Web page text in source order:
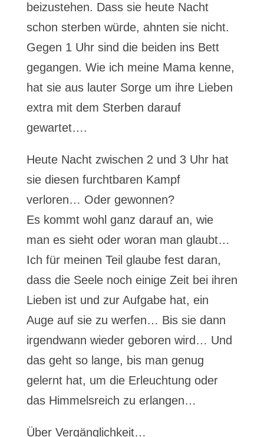
beizustehen. Dass sie heute Nacht
schon sterben würde, ahnten sie nicht.
Gegen 1 Uhr sind die beiden ins Bett
gegangen. Wie ich meine Mama kenne,
hat sie aus lauter Sorge um ihre Lieben
extra mit dem Sterben darauf
gewartet….
Heute Nacht zwischen 2 und 3 Uhr hat
sie diesen furchtbaren Kampf
verloren… Oder gewonnen?
Es kommt wohl ganz darauf an, wie
man es sieht oder woran man glaubt…
Ich für meinen Teil glaube fest daran,
dass die Seele noch einige Zeit bei ihren
Lieben ist und zur Aufgabe hat, ein
Auge auf sie zu werfen… Bis sie dann
irgendwann wieder geboren wird… Und
das geht so lange, bis man genug
gelernt hat, um die Erleuchtung oder
das Himmelsreich zu erlangen…
Über Vergänglichkeit…